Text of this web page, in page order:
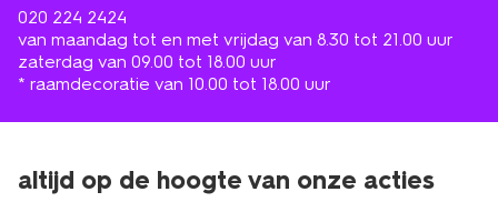
020 224 2424
van maandag tot en met vrijdag van 8.30 tot 21.00 uur
zaterdag van 09.00 tot 18.00 uur
* raamdecoratie van 10.00 tot 18.00 uur
altijd op de hoogte van onze acties